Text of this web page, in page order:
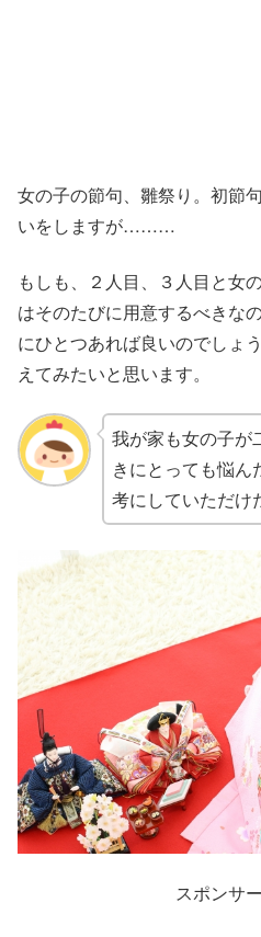
女の子の節句、雛祭り。初節
いをしますが………
もしも、２人目、３人目と女
はそのたびに用意するべきな
にひとつあれば良いのでしょ
えてみたいと思います。
我が家も女の子が
きにとっても悩ん
考にしていただけ
スポンサ